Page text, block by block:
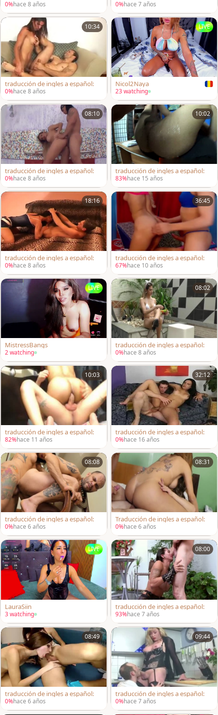
0%hace 8 años 0%hace 7 años
10:34
traducción de ingles a español:
0%hace 8 años
LIVE
Nicol2Naya
23 watching
08:10
traducción de ingles a español:
0%hace 8 años
10:02
traducción de ingles a español:
83%hace 15 años
18:16
traducción de ingles a español:
0%hace 8 años
36:45
traducción de ingles a español:
67%hace 10 años
LIVE
MistressBangs
2 watching
08:02
traducción de ingles a español:
0%hace 8 años
10:03
traducción de ingles a español:
82%hace 11 años
32:12
traducción de ingles a español:
0%hace 16 años
08:08
traducción de ingles a español:
0%hace 6 años
08:31
Traducción de ingles a español:
0%hace 6 años
LIVE
LauraSiin
3 watching
08:00
traducción de ingles a español:
93%hace 7 años
08:49
traducción de ingles a español:
0%hace 6 años
09:44
traducción de ingles a español:
0%hace 7 años